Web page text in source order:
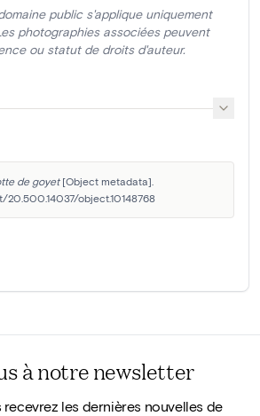
public s'applique uniquement
photographies associées peuvent
ou statut de droits d'auteur.
de goyet [Object metadata].
20.500.14037/object.10148768
à notre newsletter
recevrez les dernières nouvelles de